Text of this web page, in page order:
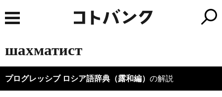
шахматист
プログレッシブ ロシア語辞典（露和編） の解説